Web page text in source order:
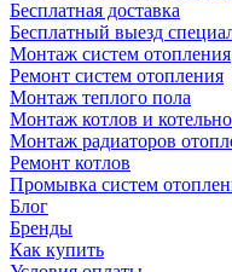
Бесплатная доставка
Бесплатный выезд
Монтаж систем отопления
Ремонт систем отопления
Монтаж теплого пола
Монтаж котлов и
Монтаж радиаторов
Ремонт котлов
Промывка систем
Блог
Бренды
Как купить